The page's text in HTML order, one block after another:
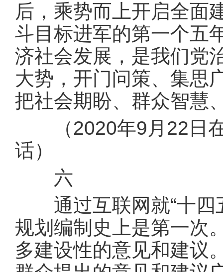
后，乘势而上开启全面
斗目标进军的第一个五
济社会发展，是我们党
大势，开门问策、集思
把社会期盼、群众智慧
（2020年9月22日在
话）
六
通过互联网就“十四
规划编制史上是第一次
多建设性的意见和建议